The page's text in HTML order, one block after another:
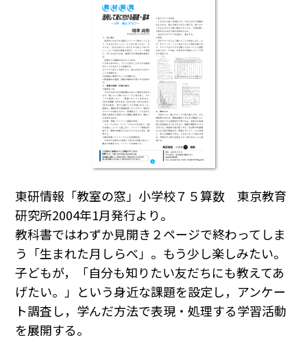
東研情報「教室の窓」小学校７５算数 東京教育
研究所2004年1月発行より。
教科書ではわずか見開き２ページで終わってしま
う「生まれた月しらべ」。もう少し楽しみたい。
子どもが，「自分も知りたい友だちにも教えてあ
げたい。」という身近な課題を設定し，アンケー
ト調査し，学んだ方法で表現・処理する学習活動
を展開する。